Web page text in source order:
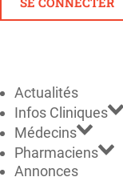
Actualités
Infos Cliniques
Médecins
Pharmaciens
Annonces